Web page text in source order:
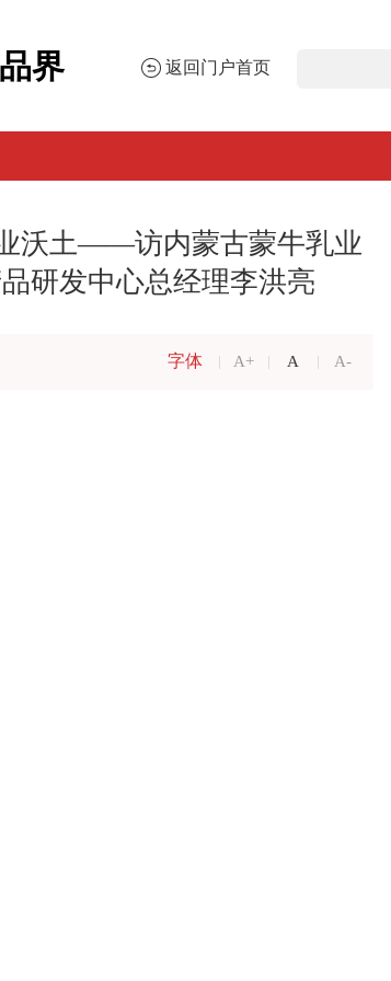
界 返回门户首页
沃土——访内蒙古蒙牛乳业
研发中心总经理李洪亮
字体 A+ A A-